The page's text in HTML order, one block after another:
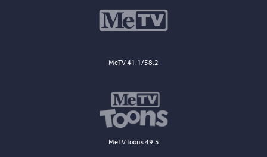
MeTV 41.1/58.2
MeTV Toons 49.5